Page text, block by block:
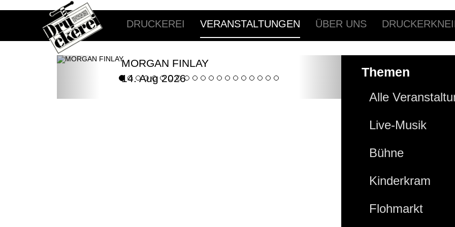
DRUCKEREI VERANSTALTUNGEN ÜBER UNS
MORGAN FINLAY
14. Aug 2026
Themen
Alle
Live-Musik
Bühne
Kinderkram
Flohmarkt